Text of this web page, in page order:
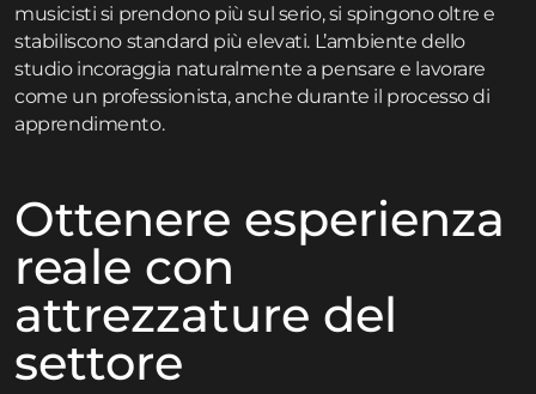
musicisti si prendono più sul serio, si spingono oltre e
stabiliscono standard più elevati. L’ambiente dello
studio incoraggia naturalmente a pensare e lavorare
come un professionista, anche durante il processo di
apprendimento.
Ottenere esperienza
reale con
attrezzature del
settore